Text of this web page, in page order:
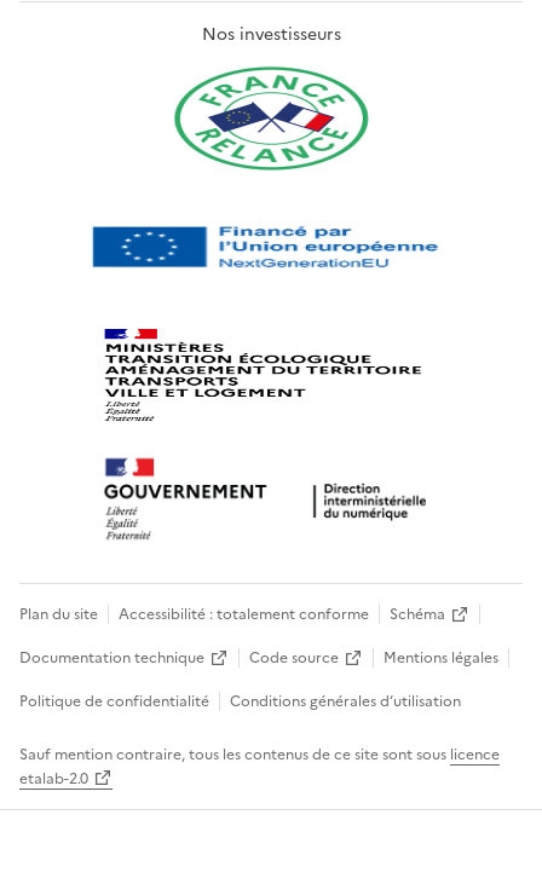
Nos investisseurs
Plan du site Accessibilité : totalement conforme
Schéma
Documentation technique
Code source
Mentions légales
Politique de confidentialité
Conditions générales d’utilisation
Sauf mention contraire, tous les contenus de ce site sont sous licence
etalab-2.0